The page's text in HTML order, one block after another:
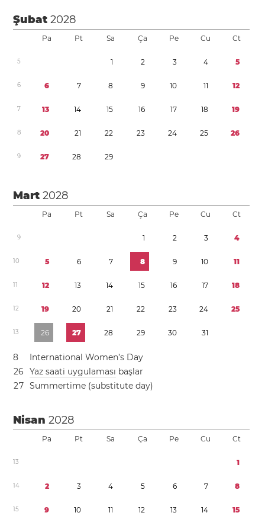
Şubat2028
Pa Pt Sa Ça Pe Cu Ct
5 1 2 3 4 5
6 6 7 8 9 10 11 12
7 13 14 15 16 17 18 19
8 20 21 22 23 24 25 26
9 27 28 29
Mart2028
Pa Pt Sa Ça Pe Cu Ct
9 1 2 3 4
10 5 6 7 8 9 10 11
11 12 13 14 15 16 17 18
12 19 20 21 22 23 24 25
13 26 27 28 29 30 31
8
International Women’s Day
26 Yaz saati uygulaması başlar
27 Summertime (substitute day)
Nisan2028
Pa Pt Sa Ça Pe Cu Ct
13 1
14 2 3 4 5 6 7 8
15 9 10 11 12 13 14 15